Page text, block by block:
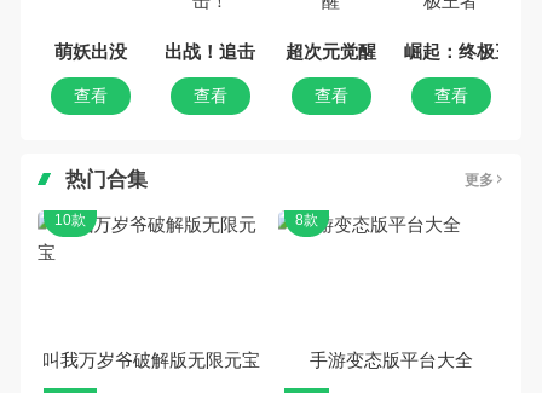
萌妖出没
查看
出战！追击！
查看
超次元觉醒
查看
崛起：终极王者
查看
热门合集 更多
叫我万岁爷破解版无限元宝
10款
手游变态版平台大全
8款